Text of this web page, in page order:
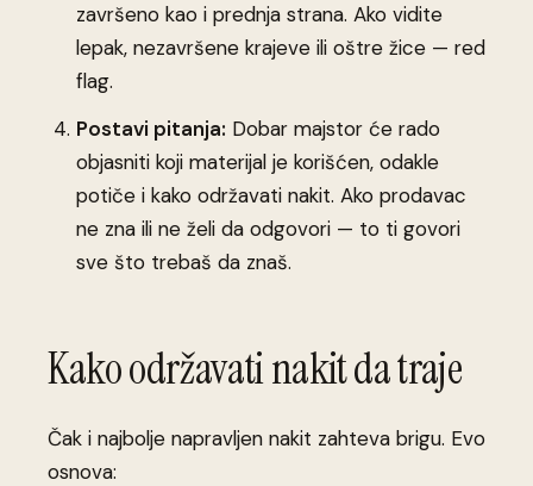
završeno kao i prednja strana. Ako vidite
lepak, nezavršene krajeve ili oštre žice — red
flag.
Postavi pitanja: Dobar majstor će rado
objasniti koji materijal je korišćen, odakle
potiče i kako održavati nakit. Ako prodavac
ne zna ili ne želi da odgovori — to ti govori
sve što trebaš da znaš.
Kako održavati nakit da traje
Čak i najbolje napravljen nakit zahteva brigu. Evo
osnova: